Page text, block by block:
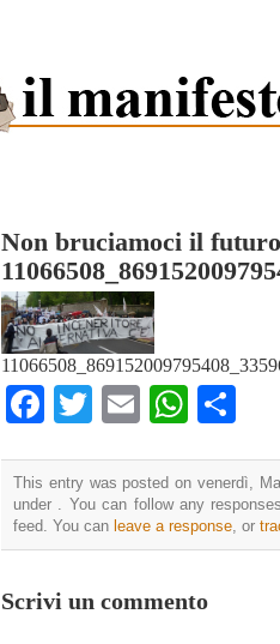
Non bruciamoci il futuro
Facebook
Twitter
Email
This entry was posted on venerdì,
under . You can follow any
feed. You can leave a response , or
Scrivi un commento